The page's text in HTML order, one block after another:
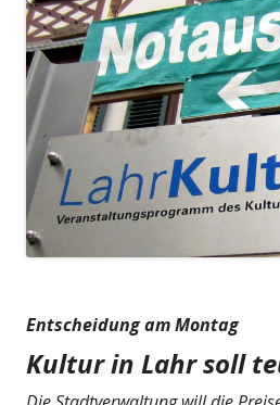
Entscheidung am Montag
Kultur in Lahr soll